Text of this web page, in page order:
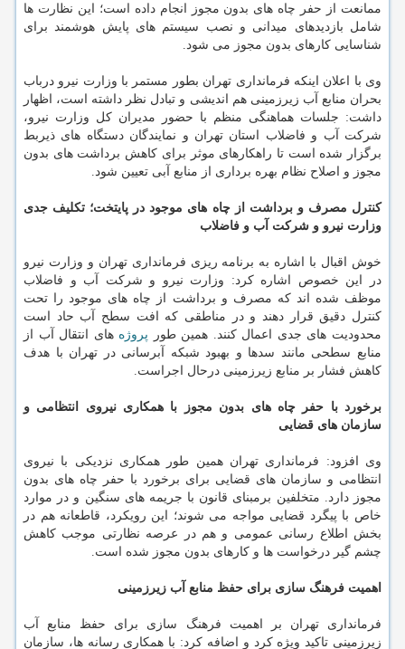
ممانعت از حفر چاه های بدون مجوز انجام داده است؛ این نظارت ها
شامل بازدیدهای میدانی و نصب سیستم های پایش هوشمند برای
شناسایی کارهای بدون مجوز می شود.
وی با اعلان اینکه فرمانداری تهران بطور مستمر با وزارت نیرو درباب
بحران منابع آب زیرزمینی هم اندیشی و تبادل نظر داشته است، اظهار
داشت: جلسات هماهنگی منظم با حضور مدیران کل وزارت نیرو،
شرکت آب و فاضلاب استان تهران و نمایندگان دستگاه های ذیربط
برگزار شده است تا راهکارهای موثر برای کاهش برداشت های بدون
مجوز و اصلاح نظام بهره برداری از منابع آبی تعیین شود.
کنترل مصرف و برداشت از چاه های موجود در پایتخت؛ تکلیف جدی
وزارت نیرو و شرکت آب و فاضلاب
خوش اقبال با اشاره به برنامه ریزی فرمانداری تهران و وزارت نیرو
در این خصوص اشاره کرد: وزارت نیرو و شرکت آب و فاضلاب
موظف شده اند که مصرف و برداشت از چاه های موجود را تحت
کنترل دقیق قرار دهند و در مناطقی که افت سطح آب حاد است
محدودیت های جدی اعمال کنند. همین طور پروژه های انتقال آب از
منابع سطحی مانند سدها و بهبود شبکه آبرسانی در تهران با هدف
کاهش فشار بر منابع زیرزمینی درحال اجراست.
برخورد با حفر چاه های بدون مجوز با همکاری نیروی انتظامی و
سازمان های قضایی
وی افزود: فرمانداری تهران همین طور همکاری نزدیکی با نیروی
انتظامی و سازمان های قضایی برای برخورد با حفر چاه های بدون
مجوز دارد. متخلفین برمبنای قانون با جریمه های سنگین و در موارد
خاص با پیگرد قضایی مواجه می شوند؛ این رویکرد، قاطعانه هم در
بخش اطلاع رسانی عمومی و هم در عرصه نظارتی موجب کاهش
چشم گیر درخواست ها و کارهای بدون مجوز شده است.
اهمیت فرهنگ سازی برای حفظ منابع آب زیرزمینی
فرمانداری تهران بر اهمیت فرهنگ سازی برای حفظ منابع آب
زیرزمینی تاکید ویژه کرد و اضافه کرد: با همکاری رسانه ها، سازمان